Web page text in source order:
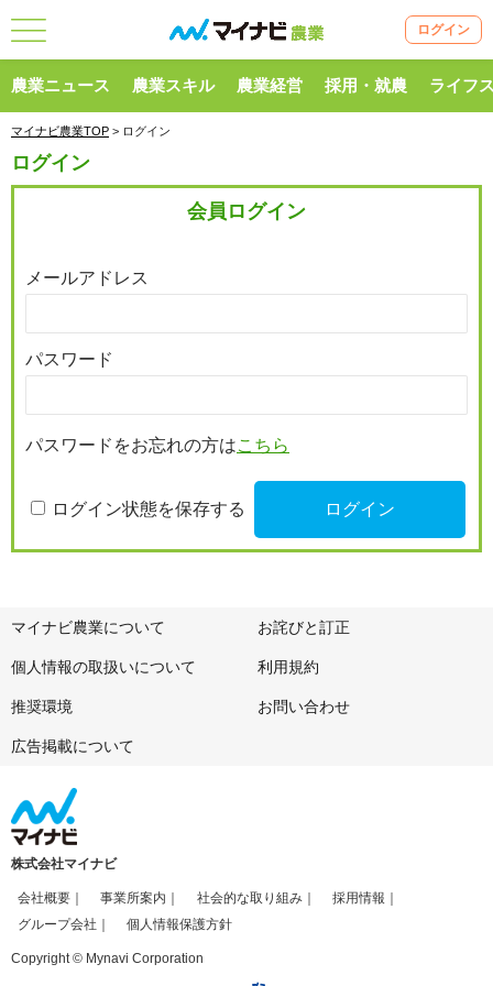
ログイン
農業ニュース 農業スキル 農業経営 採用・就農 ライフ
マイナビ農業TOP > ログイン
ログイン
会員ログイン
メールアドレス
パスワード
パスワードをお忘れの方はこちら
ログイン状態を保存する
マイナビ農業について お詫びと訂正
個人情報の取扱いについて 利用規約
推奨環境 お問い合わせ
広告掲載について
株式会社マイナビ
会社概要 事業所案内 社会的な取り組み
採用情報
グループ会社
個人情報保護方針
Copyright © Mynavi Corporation